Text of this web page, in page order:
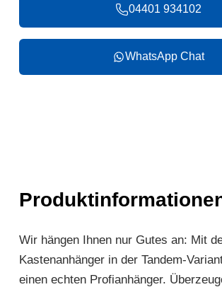
04401 934102
WhatsApp Chat
Wir hängen Ihnen nur Gutes an: Mit
Kastenanhänger in der Tandem-
einen echten Profianhänger.